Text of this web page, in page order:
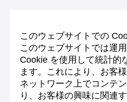
このウェブサイトでの
このウェブサイトでは運
Cookie を使用して統計的
ます。これにより、お客
ネットワーク上でコンテ
り、お客様の興味に関連